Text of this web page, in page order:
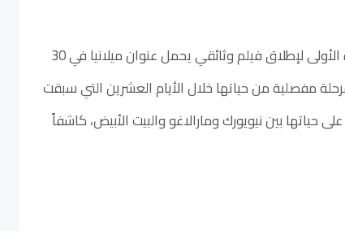
وفي سياق متصل، تستعد السيدة الأولى لإطلاق فيلم وثائقي يحمل عنوان ميلانيا في 30
مرحلة مفصلية من حياتها خلال الأيام العشرين التي سبقت
حياتها بين نيويورك ومارالاغو والبيت الأبيض، كاشفاً